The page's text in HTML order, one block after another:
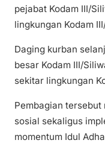
pejabat Kodam III/
lingkungan Kodam
Daging kurban
besar Kodam III/
sekitar lingkungan
Pembagian
sosial sekaligus
momentum Idul